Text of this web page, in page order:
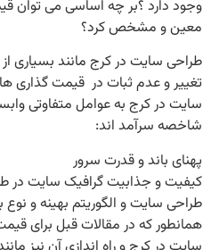
وجود دارد ؟بر چه اساسی می توان
معین و مشخص کرد؟
طراحی سایت در کرج مانند بسیاری
تغییر و عدم ثبات در قیمت­ گذاری
سایت در کرج به عوامل متفاوتی
شاخصه سرآمد اند:
پهنای باند و قدرت سرور
کیفیت و جذابیت گرافیک سایت در
طراحی سایت و الگوریتم بهینه و نوع
همانطور که در مقالات قبل برای